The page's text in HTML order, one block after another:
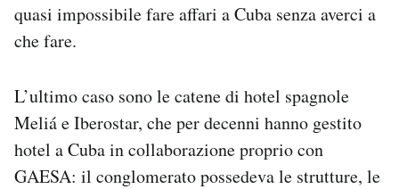
quasi impossibile fare affari a Cuba senza averci a
che fare.
L’ultimo caso sono le catene di hotel spagnole
Meliá e Iberostar, che per decenni hanno gestito
hotel a Cuba in collaborazione proprio con
GAESA: il conglomerato possedeva le strutture, le